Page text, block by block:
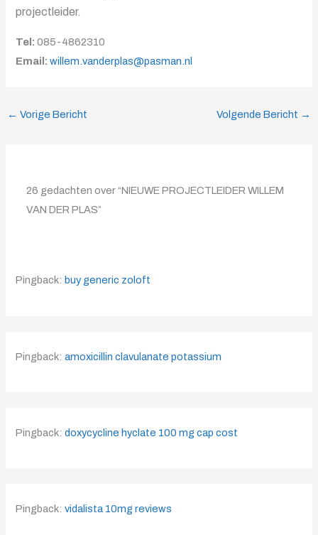
projectleider.
Tel:085-4862310
Email:willem.vanderplas@pasman.nl
← Vorige Bericht Volgende Bericht →
26 gedachten over “NIEUWE PROJECTLEIDER WILLEM
VAN DER PLAS”
Pingback: buy generic zoloft
Pingback:amoxicillin clavulanate potassium
Pingback:doxycycline hyclate 100 mg cap cost
Pingback:vidalista 10mg reviews